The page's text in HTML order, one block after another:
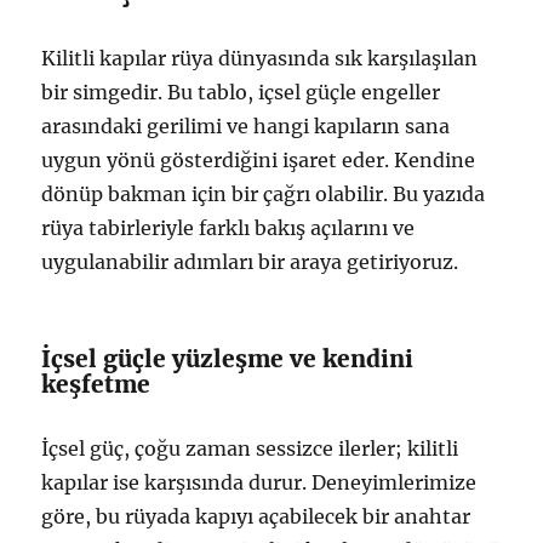
Kilitli kapılar rüya dünyasında sık karşılaşılan
bir simgedir. Bu tablo, içsel güçle engeller
arasındaki gerilimi ve hangi kapıların sana
uygun yönü gösterdiğini işaret eder. Kendine
dönüp bakman için bir çağrı olabilir. Bu yazıda
rüya tabirleriyle farklı bakış açılarını ve
uygulanabilir adımları bir araya getiriyoruz.
İçsel güçle yüzleşme ve kendini
keşfetme
İçsel güç, çoğu zaman sessizce ilerler; kilitli
kapılar ise karşısında durur. Deneyimlerimize
göre, bu rüyada kapıyı açabilecek bir anahtar